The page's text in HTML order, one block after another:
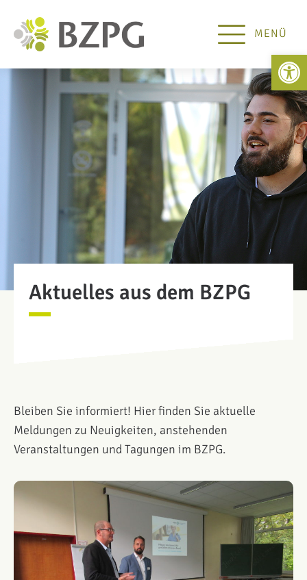
MENÜ
Aktuelles aus dem BZPG
Bleiben Sie informiert! Hier finden Sie aktuelle
Meldungen zu Neuigkeiten, anstehenden
Veranstaltungen und Tagungen im BZPG.